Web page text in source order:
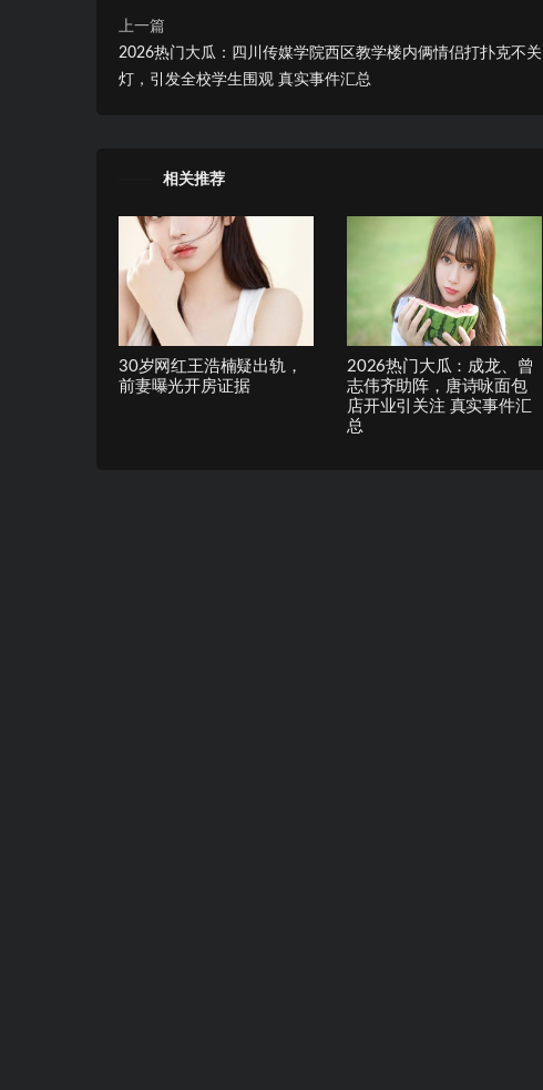
上一篇
2026热门大瓜：四川传媒学院西区教学楼内俩情侣打扑克不关
灯，引发全校学生围观 真实事件汇总
相关推荐
30岁网红王浩楠疑出轨，
前妻曝光开房证据
2026热门大瓜：成龙、曾
志伟齐助阵，唐诗咏面包
店开业引关注 真实事件汇
总